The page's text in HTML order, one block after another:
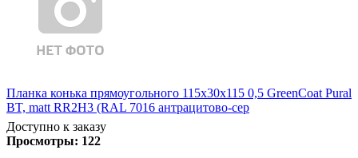
Планка конька прямоугольного 115х30х115 0,5 GreenCoat Pural
BT, matt RR2Н3 (RAL 7016 антрацитово-сер
Доступно к заказу
Просмотры: 122